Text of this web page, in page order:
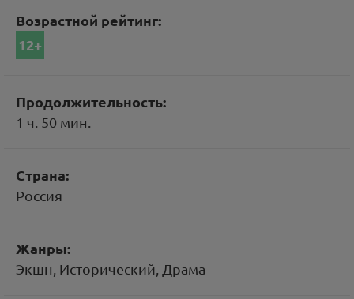
Возрастной рейтинг:
12+
Продолжительность:
1 ч. 50 мин.
Страна:
Россия
Жанры:
Экшн, Исторический, Драма